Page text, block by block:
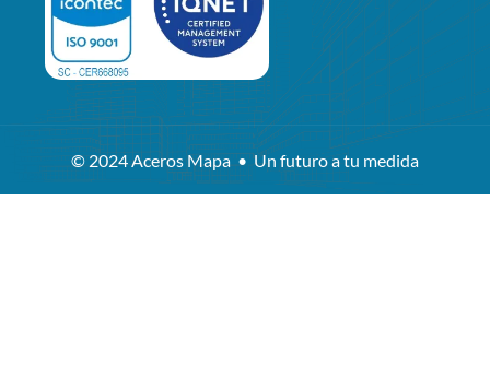
© 2024 Aceros Mapa • Un futuro a tu medida